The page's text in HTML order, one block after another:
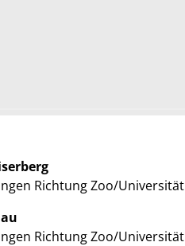
Richtung Zoo/Universität
Richtung Zoo/Universität